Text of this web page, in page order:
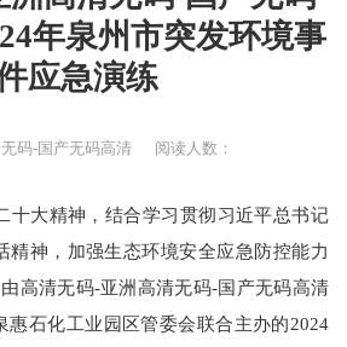
年泉州市突发环境事
应急演练
码-国产无码高清
阅读人数：
十大精神，结合学习贯彻习近平总书记
精神，加强生态环境安全应急防控能力
高清无码-亚洲高清无码-国产无码高清
惠石化工业园区管委会联合主办的2024